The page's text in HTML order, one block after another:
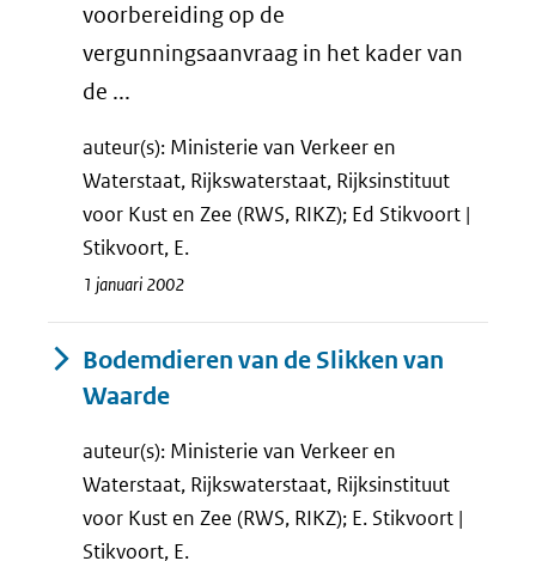
voorbereiding op de
vergunningsaanvraag in het kader van
de ...
auteur(s): Ministerie van Verkeer en
Waterstaat, Rijkswaterstaat, Rijksinstituut
voor Kust en Zee (RWS, RIKZ); Ed Stikvoort |
Stikvoort, E.
1 januari 2002
Bodemdieren van de Slikken van
Waarde
auteur(s): Ministerie van Verkeer en
Waterstaat, Rijkswaterstaat, Rijksinstituut
voor Kust en Zee (RWS, RIKZ); E. Stikvoort |
Stikvoort, E.